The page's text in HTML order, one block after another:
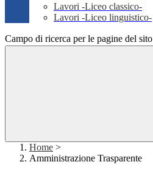
Lavori -Liceo classico-
Lavori -Liceo linguistico-
Campo di ricerca per le pagine del sito
Home >
Amministrazione Trasparente